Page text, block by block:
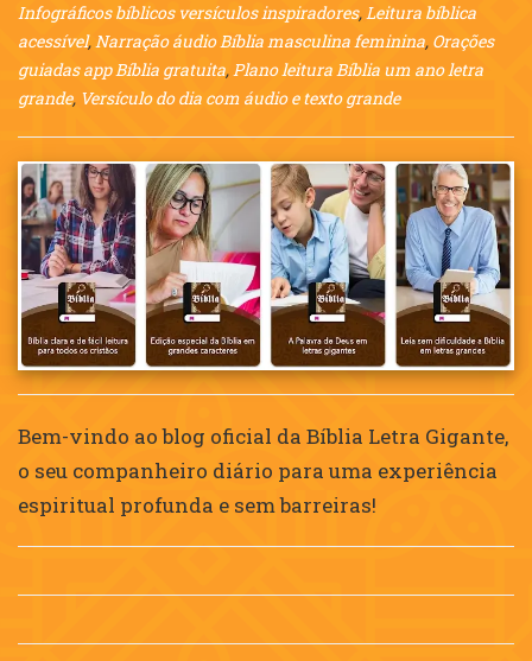
Infográficos bíblicos versículos inspiradores,Leitura bíblica
acessível,Narração áudio Bíblia masculina feminina, Orações
guiadas app Bíblia gratuita,Plano leitura Bíblia um ano letra
grande, Versículo do dia com áudio e texto grande
Bem-vindo ao blog oficial da Bíblia Letra Gigante,
o seu companheiro diário para uma experiência
espiritual profunda e sem barreiras!